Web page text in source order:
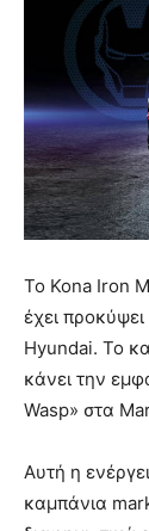
Το Kona Iron
έχει
Hyundai. Το
κάνει την
Wasp» στα
Αυτή η
καμπάνια